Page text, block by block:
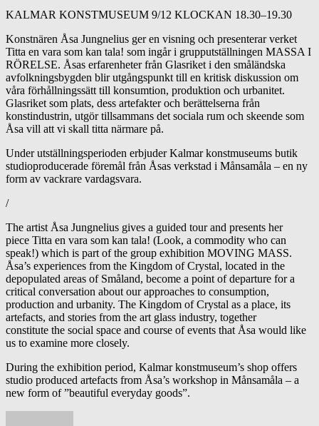
KALMAR KONSTMUSEUM 9/12 KLOCKAN 18.30–19.30
Konstnären Åsa Jungnelius ger en visning och presenterar verket
Titta en vara som kan tala! som ingår i grupputställningen MASSA I
RÖRELSE. Åsas erfarenheter från Glasriket i den småländska
avfolkningsbygden blir utgångspunkt till en kritisk diskussion om
våra förhållningssätt till konsumtion, produktion och urbanitet.
Glasriket som plats, dess artefakter och berättelserna från
konstindustrin, utgör tillsammans det sociala rum och skeende som
Åsa vill att vi skall titta närmare på.
Under utställningsperioden erbjuder Kalmar konstmuseums butik
studioproducerade föremål från Åsas verkstad i Månsamåla – en ny
form av vackrare vardagsvara.
/
The artist Åsa Jungnelius gives a guided tour and presents her
piece Titta en vara som kan tala! (Look, a commodity who can
speak!) which is part of the group exhibition MOVING MASS.
Åsa’s experiences from the Kingdom of Crystal, located in the
depopulated areas of Småland, become a point of departure for a
critical conversation about our approaches to consumption,
production and urbanity. The Kingdom of Crystal as a place, its
artefacts, and stories from the art glass industry, together
constitute the social space and course of events that Åsa would like
us to examine more closely.
During the exhibition period, Kalmar konstmuseum’s shop offers
studio produced artefacts from Åsa’s workshop in Månsamåla – a
new form of ”beautiful everyday goods”.